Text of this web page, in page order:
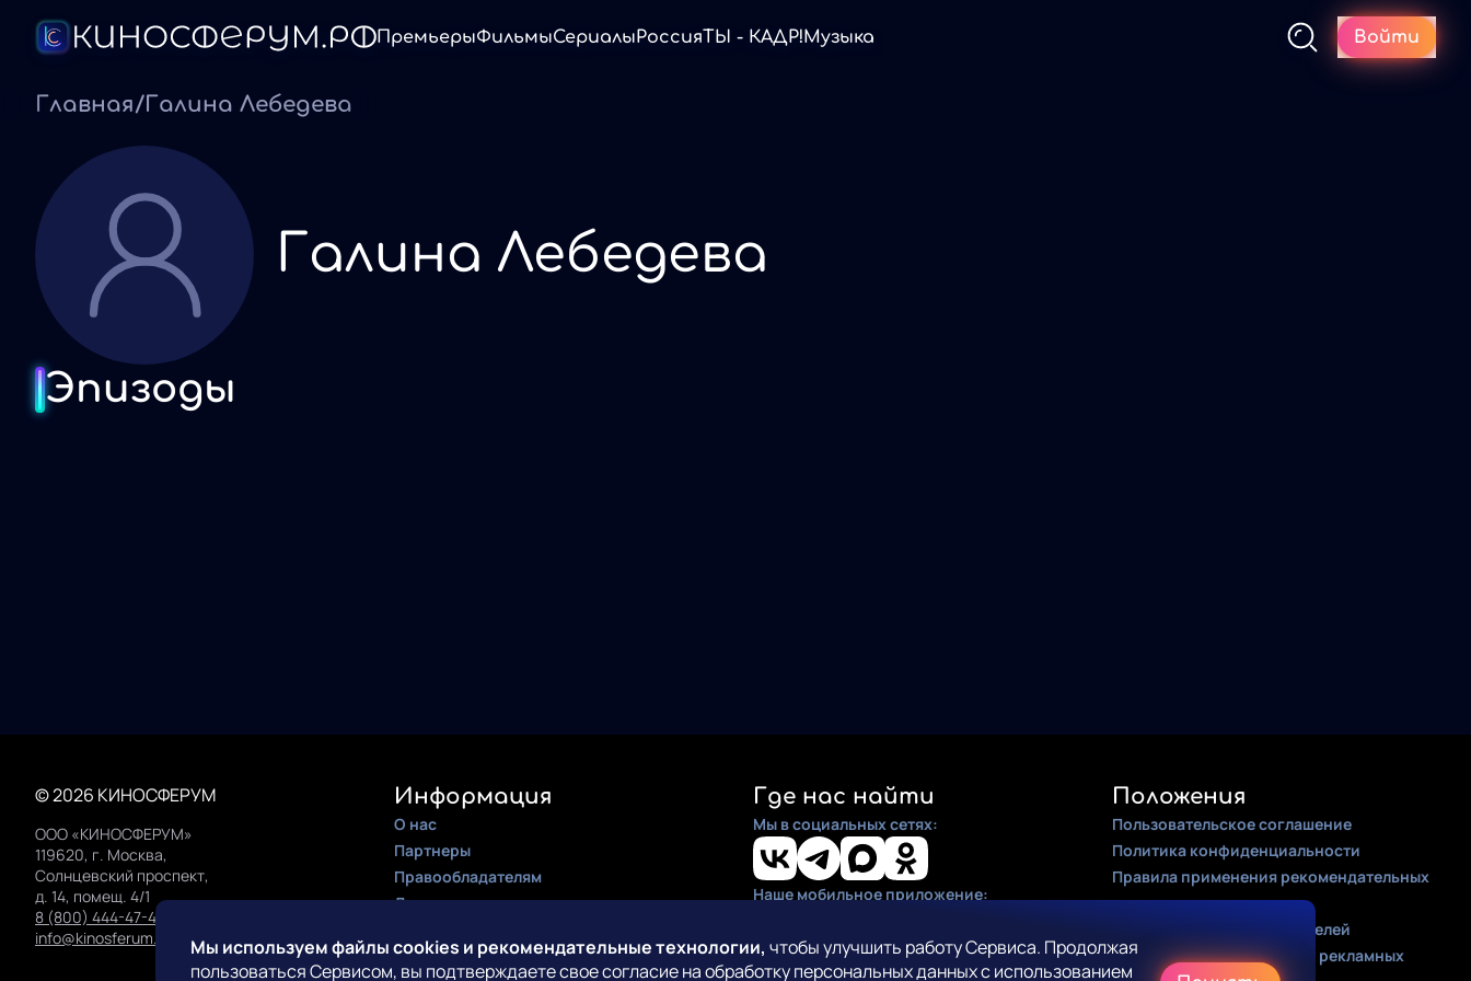
ПремьерыФильмыСериалыРоссияТЫ - КАДР!Музыка Войти
Главная/Галина Лебедева
Галина Лебедева
Эпизоды
Мы используем файлы cookies и рекомендательные технологии, чтобы улучшить работу Сервиса. Продолжая
пользоваться Сервисом, вы подтверждаете свое согласие на обработку персональных данных с использованием
© 2026 КИНОСФЕРУМ
ООО «КИНОСФЕРУМ»
119620, г. Москва,
Солнцевский проспект,
д. 14, помещ. 4/1
8 (800) 444-47-42
info@kinosferum.org
Информация
О нас
Партнеры
Правообладателям
Документация
Где нас найти
Мы в социальных сетях:
Наше мобильное приложение:
Положения
Пользовательское соглашение
Политика конфиденциальности
Правила применения рекомендательных
алгоритмов
Оферта для правообладателей
Соглашение на получение рекламных